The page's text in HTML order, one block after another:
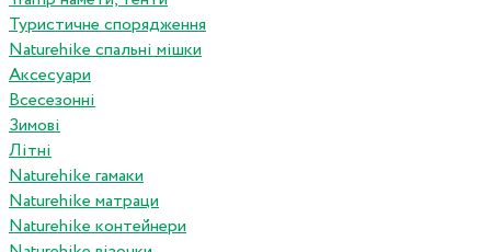
Туристичне спорядження
Naturehike спальні мішки
Аксесуари
Всесезонні
Зимові
Літні
Naturehike гамаки
Naturehike матраци
Naturehike контейнери